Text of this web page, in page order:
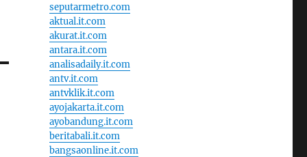
seputarmetro.com
aktual.it.com
akurat.it.com
antara.it.com
analisadaily.it.com
antv.it.com
antvklik.it.com
ayojakarta.it.com
ayobandung.it.com
beritabali.it.com
bangsaonline.it.com